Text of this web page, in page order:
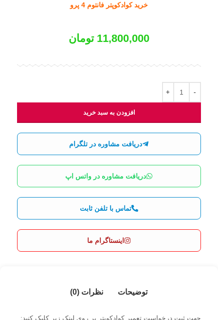
خرید کوادکوپتر فانتوم 4 پرو
11,800,000 تومان
افزودن به سبد خرید
دریافت مشاوره در تلگرام
دریافت مشاوره در واتس اپ
تماس با تلفن ثابت
اینستاگرام ما
توضیحات نظرات (0)
جهت ثبت درخواست تعمیر کوادکوپتر بر روی لینک زیر کلیک کنید: